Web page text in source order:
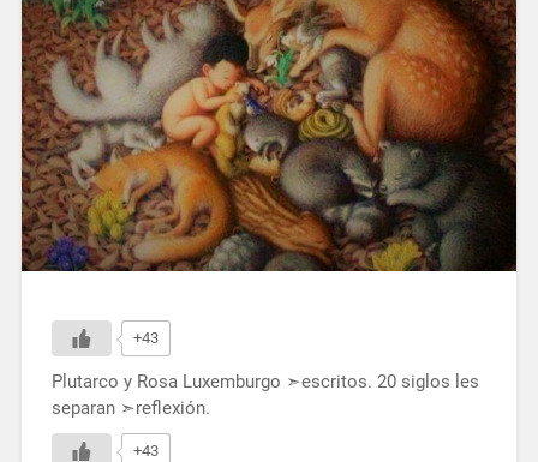
+43
Plutarco y Rosa Luxemburgo ➣escritos. 20 siglos les
separan ➣reflexión.
+43